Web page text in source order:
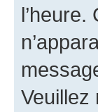
Veuillez